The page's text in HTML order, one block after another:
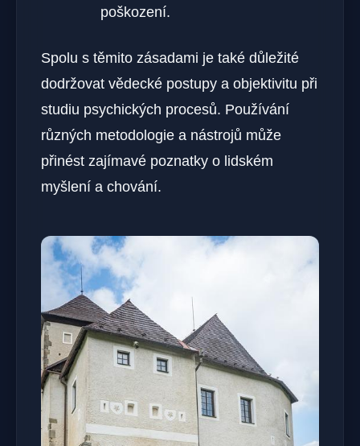
poškození.
Spolu s těmito zásadami je také důležité
dodržovat vědecké postupy a objektivitu při
studiu psychických procesů. Používání
různých metodologie a nástrojů může
přinést zajímavé poznatky o lidském
myšlení a chování.